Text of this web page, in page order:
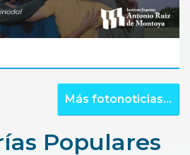
Más fotonoticias...
Populares